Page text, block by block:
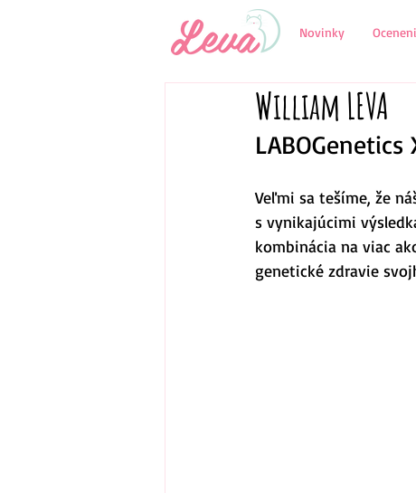
Novinky
William LEVA
LABOGenetics
Veľmi sa tešíme, že
s vynikajúcimi
kombinácia na viac
genetické zdravie